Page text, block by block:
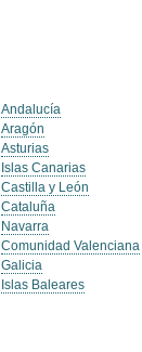
Andalucía
Aragón
Asturias
Islas Canarias
Castilla y León
Cataluña
Navarra
Comunidad Valenciana
Galicia
Islas Baleares